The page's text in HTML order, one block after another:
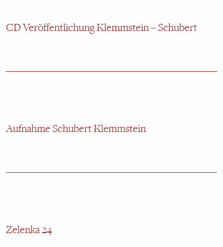
CD Veröffentlichung Klemmstein – Schubert
Aufnahme Schubert Klemmstein
Zelenka 24